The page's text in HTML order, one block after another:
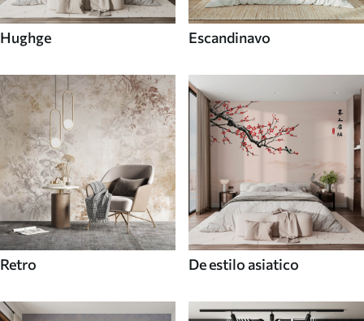
Hughge Escandinavo
Retro De estilo asiatico